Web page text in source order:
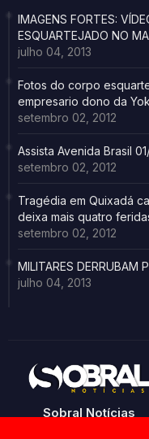
IMAGENS FORTES:
ESQUARTEJADO NO
julho 04, 2013
Fotos do corpo
empresario dono da
setembro 02, 2012
Assista Avenida Brasil
setembro 02, 2012
Tragédia em Quixadá
deixa mais quatro
setembro 02, 2012
MILITARES DERRUBAM
julho 04, 2013
Sobral Notícias